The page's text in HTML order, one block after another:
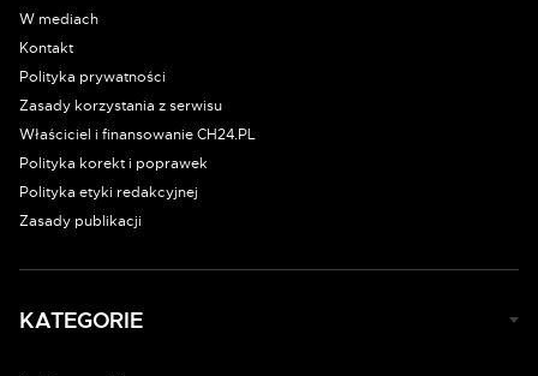
W mediach
Kontakt
Polityka prywatności
Zasady korzystania z serwisu
Właściciel i finansowanie CH24.PL
Polityka korekt i poprawek
Polityka etyki redakcyjnej
Zasady publikacji
KATEGORIE